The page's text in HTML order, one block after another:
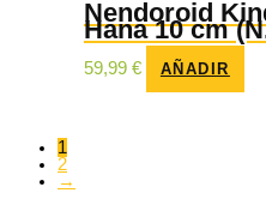
Nendoroid
Hana 10 cm
59,99 € AÑADIR
1
2
→